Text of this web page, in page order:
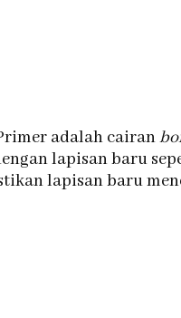
adalah cairan
lapisan baru
lapisan baru